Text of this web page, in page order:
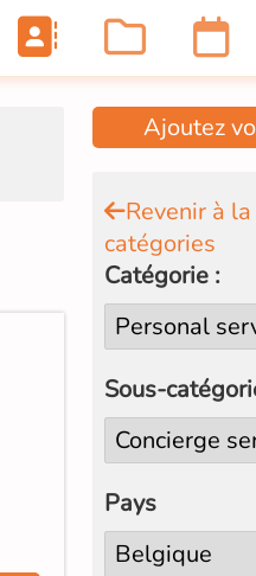
Ajoutez
Revenir à
catégories
Catégorie :
Sous-
Pays